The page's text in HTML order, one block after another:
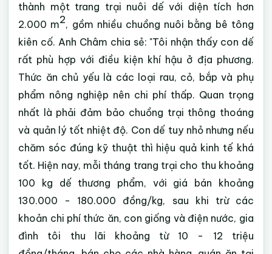
thành một trang trại nuôi dế với diện tích hơn
2.000 m2, gồm nhiều chuồng nuôi bằng bê tông
kiên cố. Anh Châm chia sẻ: "Tôi nhận thấy con dế
rất phù hợp với điều kiện khí hậu ở địa phương.
Thức ăn chủ yếu là các loại rau, cỏ, bắp và phụ
phẩm nông nghiệp nên chi phí thấp. Quan trọng
nhất là phải đảm bảo chuồng trại thông thoáng
và quản lý tốt nhiệt độ. Con dế tuy nhỏ nhưng nếu
chăm sóc đúng kỹ thuật thì hiệu quả kinh tế khá
tốt. Hiện nay, mỗi tháng trang trại cho thu khoảng
100 kg dế thương phẩm, với giá bán khoảng
130.000 - 180.000 đồng/kg, sau khi trừ các
khoản chi phí thức ăn, con giống và điện nước, gia
đình tôi thu lãi khoảng từ 10 - 12 triệu